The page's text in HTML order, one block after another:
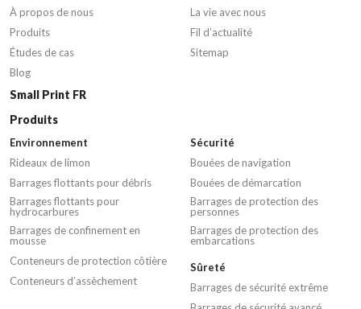
À propos de nous
Produits
Études de cas
Blog
La vie avec nous
Fil d’actualité
Sitemap
Small Print FR
Produits
Environnement
Rideaux de limon
Barrages flottants pour débris
Barrages flottants pour
hydrocarbures
Barrages de confinement en
mousse
Conteneurs de protection côtière
Conteneurs d’assèchement
Sécurité
Bouées de navigation
Bouées de démarcation
Barrages de protection des
personnes
Barrages de protection des
embarcations
Sûreté
Barrages de sécurité extrême